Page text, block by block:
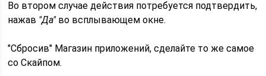
Во втором случае действия потребуется подтвердить,
нажав "Да"во всплывающем окне.
"Сбросив" Магазин приложений, сделайте то же самое
со Скайпом.